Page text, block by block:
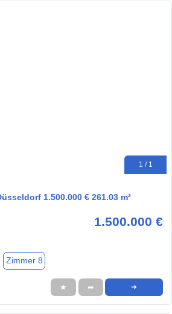
1 / 1
1.500.000 € 261.03 m²
1.500.000 €
Zimmer 8
★ ➦ ➜